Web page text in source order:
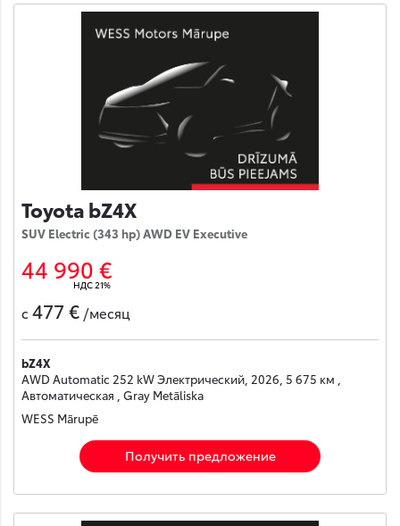
Toyota bZ4X
SUV Electric (343 hp) AWD EV Executive
44 990 €
НДС 21%
с 477 € /месяц
bZ4X
AWD Automatic 252 kW Электрический, 2026, 5 675 км ,
Автоматическая , Gray Metāliska
WESS Mārupē
Получить предложение